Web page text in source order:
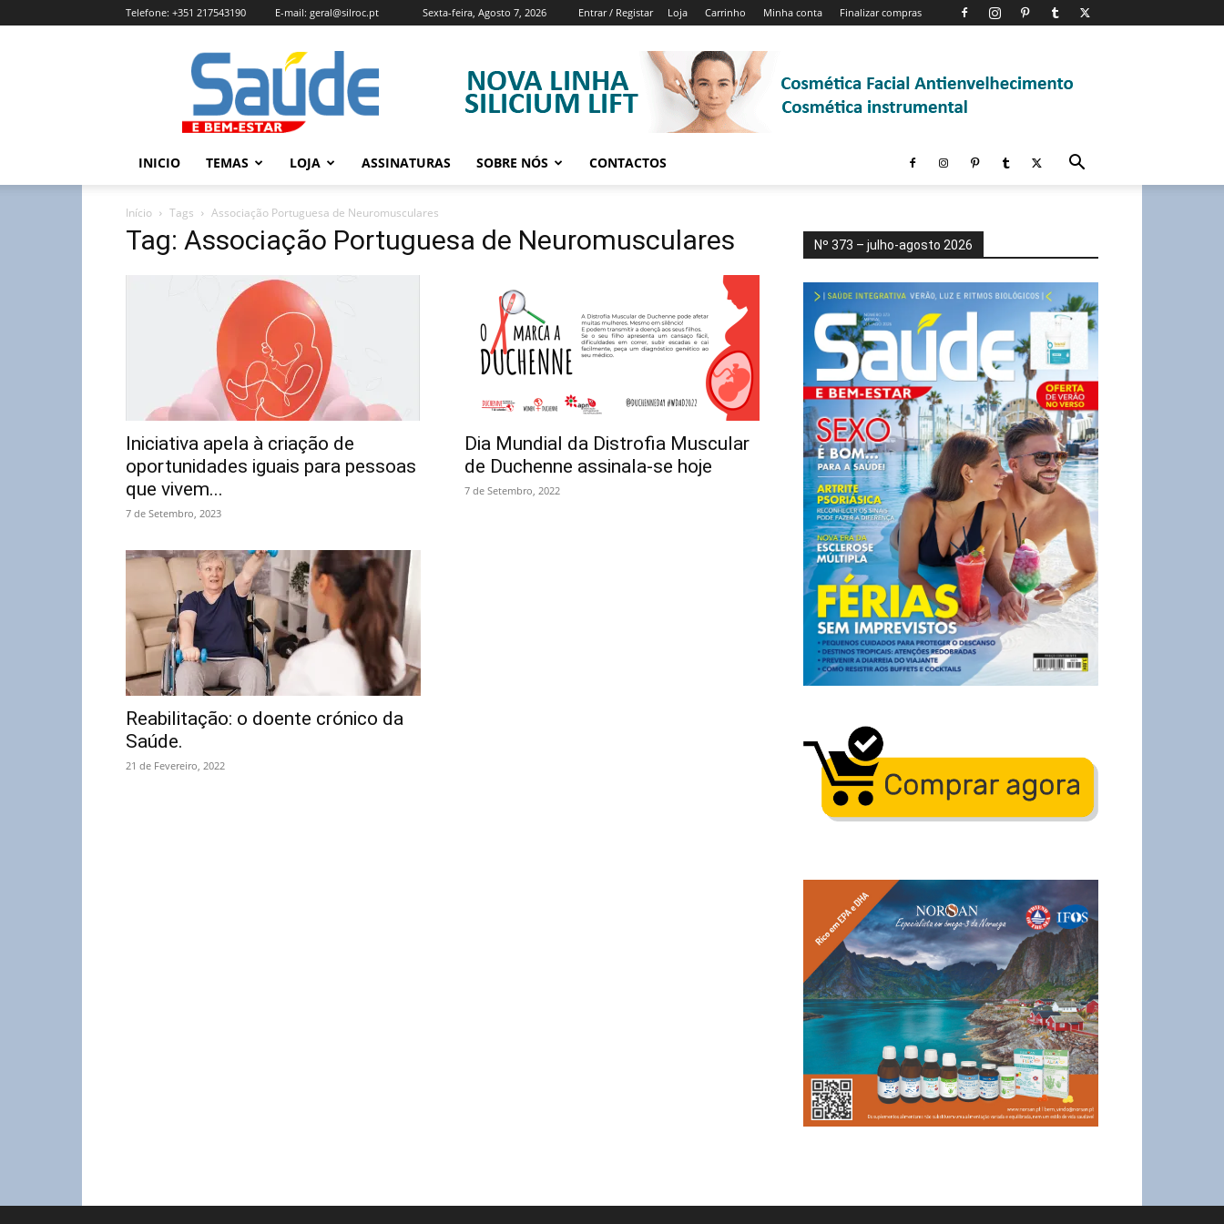
Sexta-feira, Agosto 7, 2026 Entrar / Registar Loja Carrinho Minha conta Finalizar compras
Telefone: +351 217543190 E-mail: geral@silroc.pt
Revista
Saúde
e
Bem
Estar
Edição
INICIO TEMAS LOJA ASSINATURAS SOBRE NÓS CONTACTOS
Início Tags Associação Portuguesa de Neuromusculares
Tag: Associação Portuguesa de Neuromusculares
Iniciativa apela à criação de
oportunidades iguais para pessoas
que vivem...
7 de Setembro, 2023
Dia Mundial da Distrofia Muscular
de Duchenne assinala-se hoje
7 de Setembro, 2022
Reabilitação: o doente crónico da
Saúde.
21 de Fevereiro, 2022
Nº 373 – julho-agosto 2026